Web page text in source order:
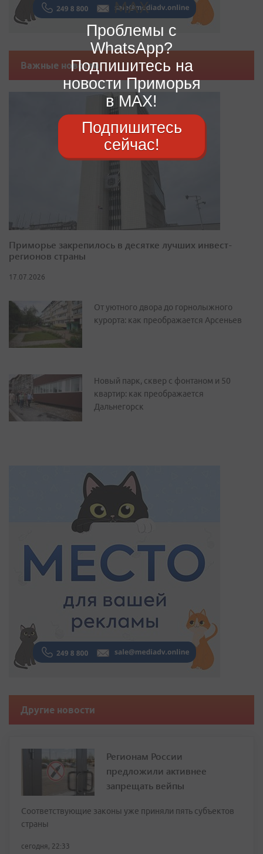
Важные новости
Приморье закрепилось в десятке лучших инвест-
регионов страны
17.07.2026
От уютного двора до горнолыжного
курорта: как преображается Арсеньев
Новый парк, сквер с фонтаном и 50
квартир: как преображается
Дальнегорск
Другие новости
Регионам России
предложили активнее
запрещать вейпы
Соответствующие законы уже приняли пять субъектов
страны
сегодня, 22:33
Проблемы с
WhatsApp?
Подпишитесь на
новости Приморья
в MAX!
Подпишитесь
сейчас!